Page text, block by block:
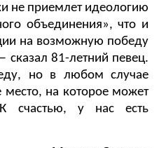
не приемлет идеологию
объединения», что и
на возможную победу
81-летний певец.
но в любом случае
на которое может
счастью, у нас есть